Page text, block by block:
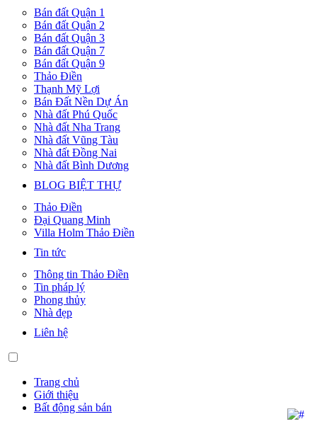
Bán đất Quận 1
Bán đất Quận 2
Bán đất Quận 3
Bán đất Quận 7
Bán đất Quận 9
Thảo Điền
Thạnh Mỹ Lợi
Bán Đất Nền Dự Án
Nhà đất Phú Quốc
Nhà đất Nha Trang
Nhà đất Vũng Tàu
Nhà đất Đồng Nai
Nhà đất Bình Dương
BLOG BIỆT THỰ
Thảo Điền
Đại Quang Minh
Villa Holm Thảo Điền
Tin tức
Thông tin Thảo Điền
Tin pháp lý
Phong thủy
Nhà đẹp
Liên hệ
Trang chủ
Giới thiệu
Bất động sản bán